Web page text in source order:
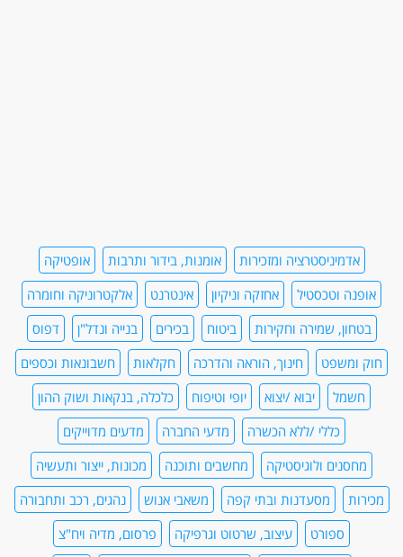
אדמיניסטרציה ומזכירות אומנות, בידור ותרבות
אופטיקה
אופנה וטכסטיל
אחזקה וניקיון אינטרנט
אלקטרוניקה וחומרה
בטחון, שמירה וחקירות
ביטוח בכירים בנייה ונדל"ן
דפוס
חוק ומשפט
חינוך, הוראה והדרכה חקלאות
חשבונאות וכספים
חשמל
יבוא /יצוא יופי וטיפוח
כלכלה, בנקאות ושוק ההון
כללי /ללא הכשרה
מדעי החברה
מדעים מדוייקים
מחסנים ולוגיסטיקה
מחשבים ותוכנה
מכונות, ייצור ותעשיה
מכירות
מסעדנות ובתי קפה משאבי אנוש
נהגים, רכב ותחבורה
ספורט
עיצוב, שרטוט וגרפיקה
פרסום, מדיה ויח"צ